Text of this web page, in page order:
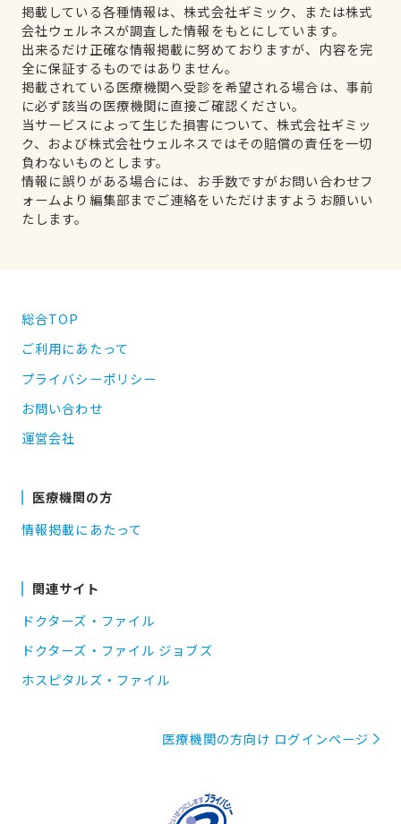
掲載している各種情報は、株式会社ギミック、または株式
会社ウェルネスが調査した情報をもとにしています。
出来るだけ正確な情報掲載に努めておりますが、内容を完
全に保証するものではありません。
掲載されている医療機関へ受診を希望される場合は、事前
に必ず該当の医療機関に直接ご確認ください。
当サービスによって生じた損害について、株式会社ギミッ
ク、および株式会社ウェルネスではその賠償の責任を一切
負わないものとします。
情報に誤りがある場合には、お手数ですがお問い合わせフ
ォームより編集部までご連絡をいただけますようお願いい
たします。
総合TOP
ご利用にあたって
プライバシーポリシー
お問い合わせ
運営会社
医療機関の方
情報掲載にあたって
関連サイト
ドクターズ・ファイル
ドクターズ・ファイル ジョブズ
ホスピタルズ・ファイル
医療機関の方向け ログインページ